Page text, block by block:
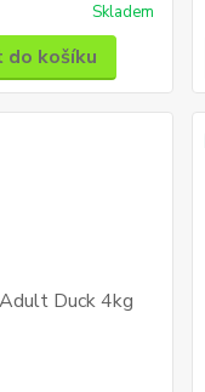
Skladem
do košíku